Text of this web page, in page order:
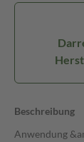
Beschreibung
Anwendung